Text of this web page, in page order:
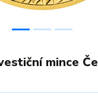
mince